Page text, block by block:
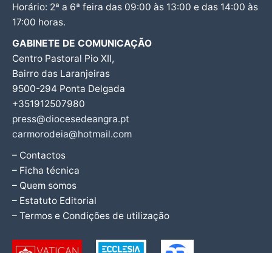
Horário: 2ª a 6ª feira das 09:00 às 13:00 e das 14:00 às
17:00 horas.
GABINETE DE COMUNICAÇÃO
Centro Pastoral Pio XII,
Bairro das Laranjeiras
9500-294 Ponta Delgada
+351912507980
press@diocesedeangra.pt
carmorodeia@hotmail.com
– Contactos
– Ficha técnica
– Quem somos
– Estatuto Editorial
– Termos e Condições de utilização